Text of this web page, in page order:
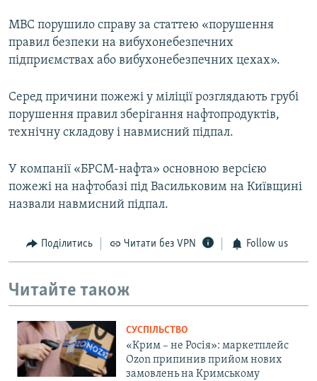
МВС порушило справу за статтею «порушення
правил безпеки на вибухонебезпечних
підприємствах або вибухонебезпечних цехах».
Серед причини пожежі у міліції розглядають грубі
порушення правил зберігання нафтопродуктів,
технічну складову і навмисний підпал.
У компанії «БРСМ-нафта» основною версією
пожежі на нафтобазі під Васильковим на Київщині
назвали навмисний підпал.
Поділитись Читати без VPN Follow us
Читайте також
СУСПІЛЬСТВО
«Крим – не Росія»: маркетплейс
Ozon припинив прийом нових
замовлень на Кримському